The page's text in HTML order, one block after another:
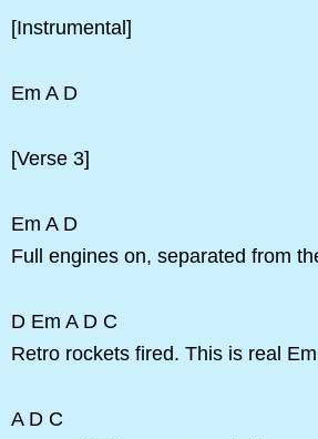
[Instrumental]
Em A D
[Verse 3]
Em A D
Full engines on, separated from
D Em A D C
Retro rockets fired. This is real Em
A D C